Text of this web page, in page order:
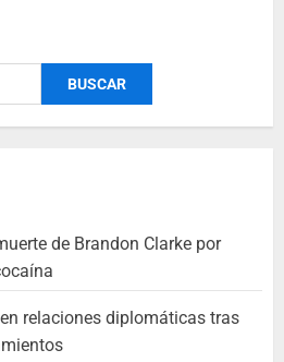
BUSCAR
de Brandon Clarke por
relaciones diplomáticas tras